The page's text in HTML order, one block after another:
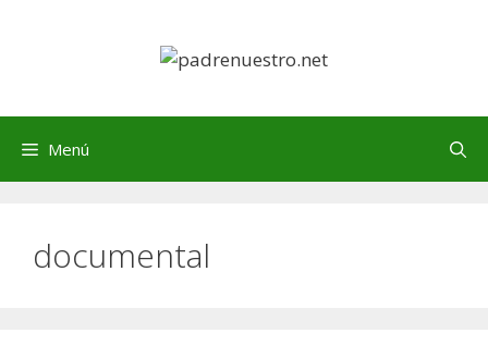
Menú
documental